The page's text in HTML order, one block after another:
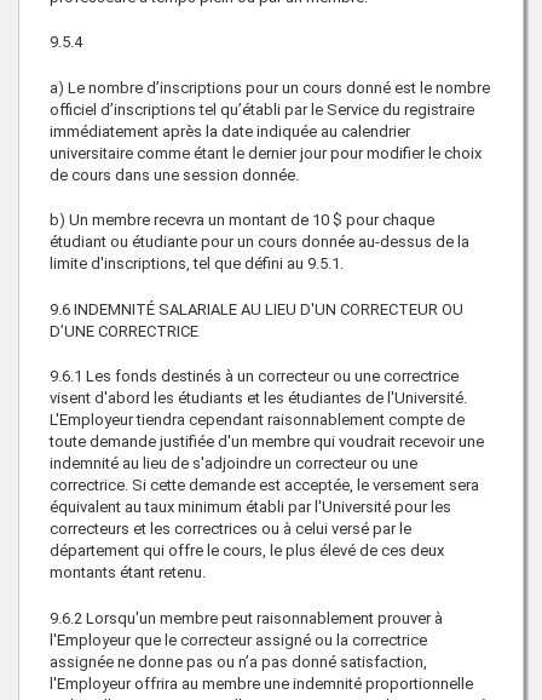
9.5.4
a) Le nombre d’inscriptions pour un cours donné est le nombre
officiel d’inscriptions tel qu’établi par le Service du registraire
immédiatement après la date indiquée au calendrier
universitaire comme étant le dernier jour pour modifier le choix
de cours dans une session donnée.
b) Un membre recevra un montant de 10 $ pour chaque
étudiant ou étudiante pour un cours donnée au-dessus de la
limite d'inscriptions, tel que défini au 9.5.1.
9.6 INDEMNITÉ SALARIALE AU LIEU D'UN CORRECTEUR OU
D’UNE CORRECTRICE
9.6.1 Les fonds destinés à un correcteur ou une correctrice
visent d'abord les étudiants et les étudiantes de l'Université.
L'Employeur tiendra cependant raisonnablement compte de
toute demande justifiée d'un membre qui voudrait recevoir une
indemnité au lieu de s'adjoindre un correcteur ou une
correctrice. Si cette demande est acceptée, le versement sera
équivalent au taux minimum établi par l'Université pour les
correcteurs et les correctrices ou à celui versé par le
département qui offre le cours, le plus élevé de ces deux
montants étant retenu.
9.6.2 Lorsqu'un membre peut raisonnablement prouver à
l'Employeur que le correcteur assigné ou la correctrice
assignée ne donne pas ou n’a pas donné satisfaction,
l'Employeur offrira au membre une indemnité proportionnelle